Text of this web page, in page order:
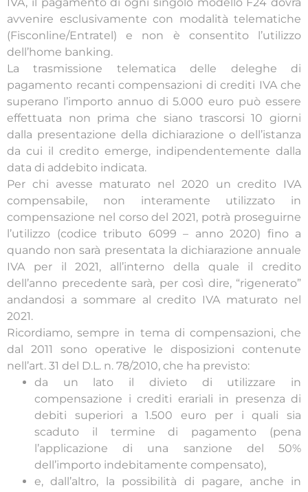
avvenire esclusivamente con modalità telematiche
(Fisconline/Entratel) e non è consentito l’utilizzo
dell’home banking.
La trasmissione telematica delle deleghe di
pagamento recanti compensazioni di crediti IVA che
superano l’importo annuo di 5.000 euro può essere
effettuata non prima che siano trascorsi 10 giorni
dalla presentazione della dichiarazione o dell’istanza
da cui il credito emerge, indipendentemente dalla
data di addebito indicata.
Per chi avesse maturato nel 2020 un credito IVA
compensabile, non interamente utilizzato in
compensazione nel corso del 2021, potrà proseguirne
l’utilizzo (codice tributo 6099 – anno 2020) fino a
quando non sarà presentata la dichiarazione annuale
IVA per il 2021, all’interno della quale il credito
dell’anno precedente sarà, per così dire, “rigenerato”
andandosi a sommare al credito IVA maturato nel
2021.
Ricordiamo, sempre in tema di compensazioni, che
dal 2011 sono operative le disposizioni contenute
nell’art. 31 del D.L. n. 78/2010, che ha previsto:
da un lato il divieto di utilizzare in
compensazione i crediti erariali in presenza di
debiti superiori a 1.500 euro per i quali sia
scaduto il termine di pagamento (pena
l’applicazione di una sanzione del 50%
dell’importo indebitamente compensato),
e, dall’altro, la possibilità di pagare, anche in